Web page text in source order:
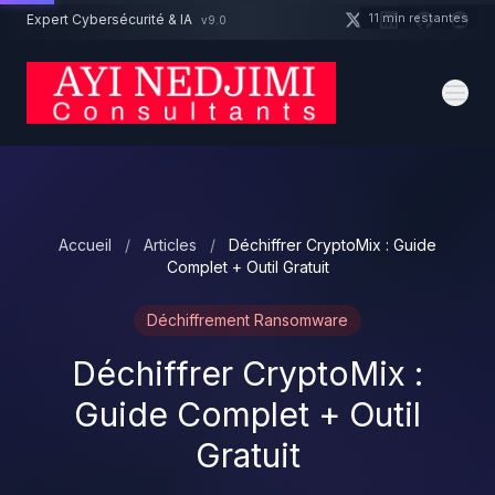
Aller au contenu principal
Expert Cybersécurité & IA v9.0
Accueil / Articles /
Déchiffrer CryptoMix : Guide
Complet + Outil Gratuit
Déchiffrement Ransomware
Déchiffrer CryptoMix :
Guide Complet + Outil
Gratuit
Un projet cybersécurité ? 11 min restantes